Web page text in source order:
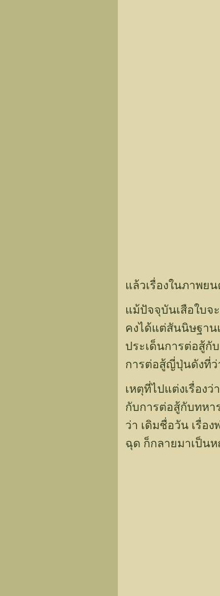
แล้วเรื่องในภาพย
แม้ปัจจุบันเสือใบจ
คงได้แต่สันนิษฐาน
ประเด็นการต่อสู้กั
การต่อสู้ญี่ปุ่นดังที่ว่
เหตุที่ไปแต่งเรื่อง
กับการต่อสู้กับทหา
ว่า เดิมชื่อวัน เรื่อ
ฉุด ก็กลายมาเป็น